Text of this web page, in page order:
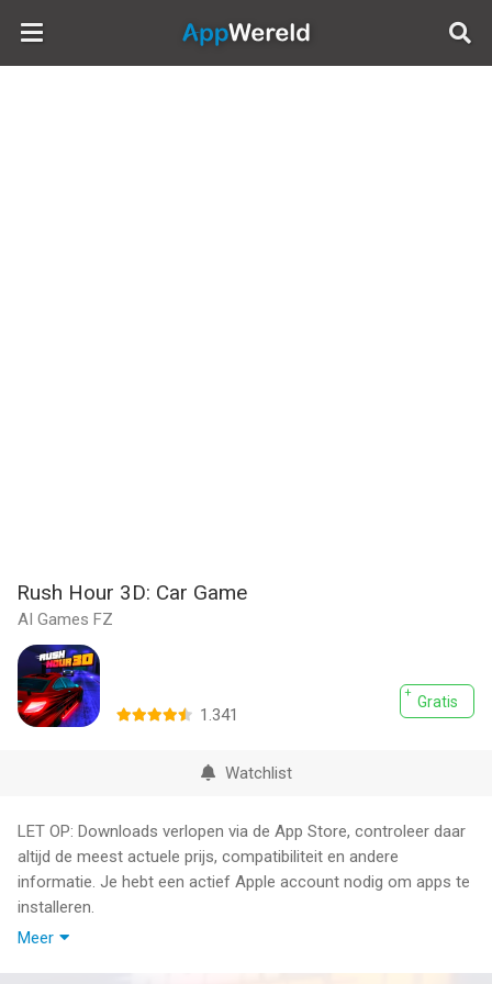
AppWereld
Rush Hour 3D: Car Game
AI Games FZ
Gratis
1.341
Watchlist
LET OP: Downloads verlopen via de App Store, controleer daar
altijd de meest actuele prijs, compatibiliteit en andere
informatie. Je hebt een actief Apple account nodig om apps te
installeren.
Meer